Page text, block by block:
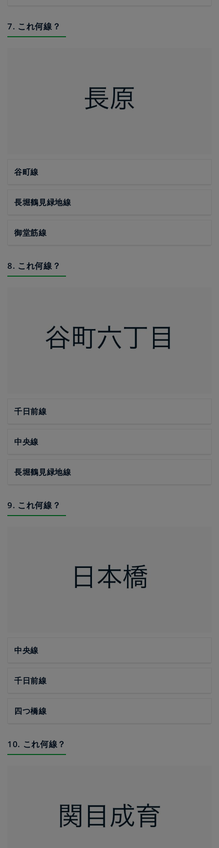
7. これ何線？
谷町線
長堀鶴見緑地線
御堂筋線
8. これ何線？
千日前線
中央線
長堀鶴見緑地線
9. これ何線？
中央線
千日前線
四つ橋線
10. これ何線？